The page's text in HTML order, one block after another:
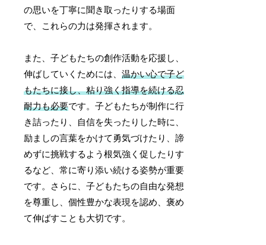
の思いを丁寧に聞き取ったりする場面
で、これらの力は発揮されます。
また、子どもたちの創作活動を応援し、
伸ばしていくためには、温かい心で子ど
もたちに接し、粘り強く指導を続ける忍
耐力も必要です。子どもたちが制作に行
き詰ったり、自信を失ったりした時に、
励ましの言葉をかけて勇気づけたり、諦
めずに挑戦するよう根気強く促したりす
るなど、常に寄り添い続ける姿勢が重要
です。さらに、子どもたちの自由な発想
を尊重し、個性豊かな表現を認め、褒め
て伸ばすことも大切です。